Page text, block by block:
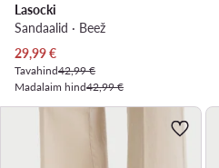
Lasocki
Sandaalid · Beež
Praegune hind
29,99€
Tavahind42,99 €
Madalaim hind42,99 €